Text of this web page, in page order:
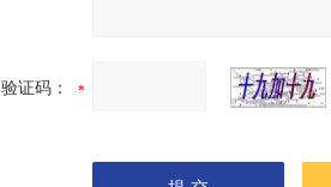
验证码：